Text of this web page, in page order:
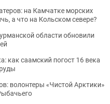
на Камчатке морских
а что на Кольском севере?
области обновили
как саамский погост 16 века
волонтеры «Чистой Арктики»